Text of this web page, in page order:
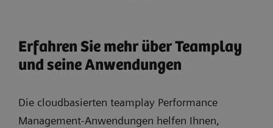
Erfahren Sie mehr über Teamplay
und seine Anwendungen
Die cloudbasierten teamplay Performance
Management-Anwendungen helfen Ihnen,